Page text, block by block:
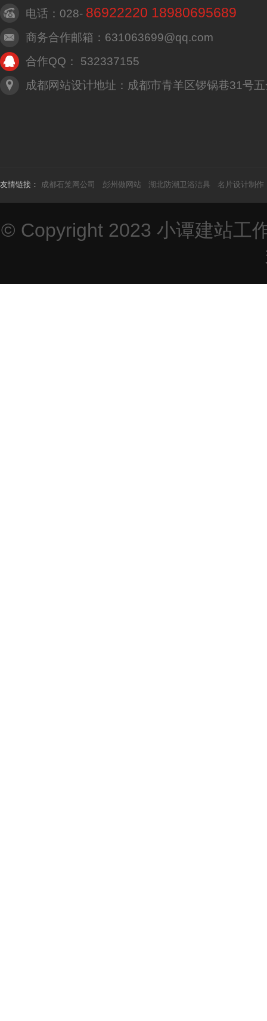
电话：028- 86922220 18980695689
商务合作邮箱：631063699@qq.com
合作QQ： 532337155
成都网站设计地址：成都市青羊区锣锅巷31号
友情链接： 成都石笼网公司 彭州做网站 湖北防潮卫浴洁具 名片设计制作
© Copyright 2023 小谭建站工